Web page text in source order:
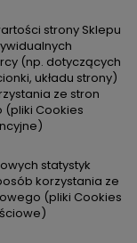
strony Sklepu
(np. dotyczących
układu strony)
ze stron
(pliki Cookies
statystyk
korzystania ze
(pliki Cookies